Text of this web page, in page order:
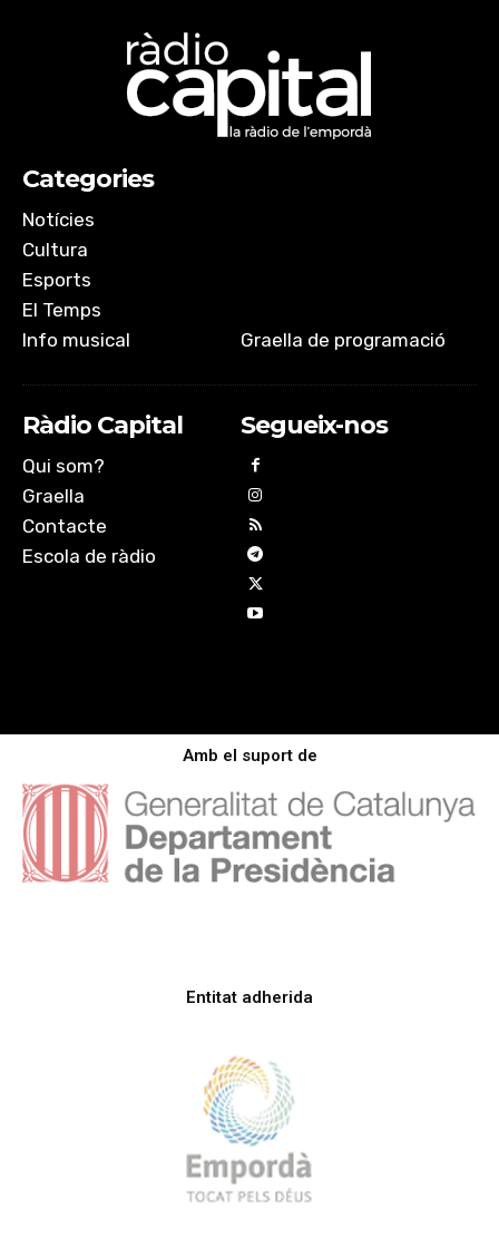
Categories
Notícies
Cultura
Esports
El Temps
Info musical
Graella de programació
Ràdio Capital
Qui som?
Graella
Contacte
Escola de ràdio
Segueix-nos
Amb el suport de
Entitat adherida